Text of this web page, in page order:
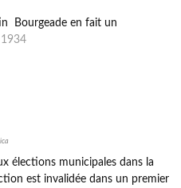
Bourgeade en fait un
élections municipales dans la
est invalidée dans un premier